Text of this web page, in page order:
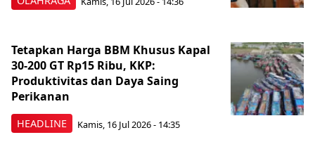
HEADLINE
Tetapkan Harga BBM Khusus Kapal
30-200 GT Rp15 Ribu, KKP:
Produktivitas dan Daya Saing
Perikanan
Kamis, 16 Jul 2026 - 14:35